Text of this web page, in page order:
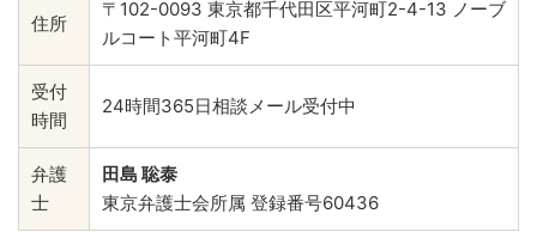
住所
〒102-0093 東京都千代田区平河町2-4-13 ノーブ
ルコート平河町4F
受付
時間
24時間365日相談メール受付中
弁護
士
田島 聡泰
東京弁護士会所属 登録番号60436